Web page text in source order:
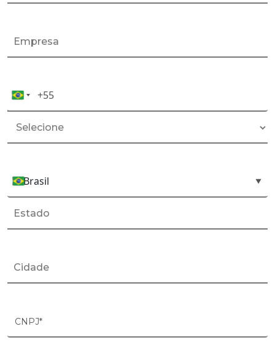
Celular*
Brazil
+55
+55
País*
Brasil ▼
CNPJ*